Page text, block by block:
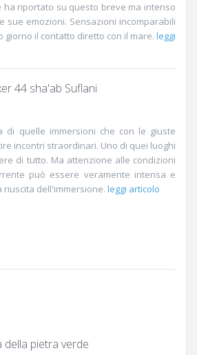
ha riportato su questo breve ma intenso
sue emozioni. Sensazioni incomparabili
giorno il contatto diretto con il mare. leggi
44 sha'ab Suflani
di quelle immersioni che con le giuste
incontri straordinari. Uno di quei luoghi
di tutto. Ma attenzione alle condizioni
può essere veramente intensa e
dell'immersione. leggi articolo
della pietra verde